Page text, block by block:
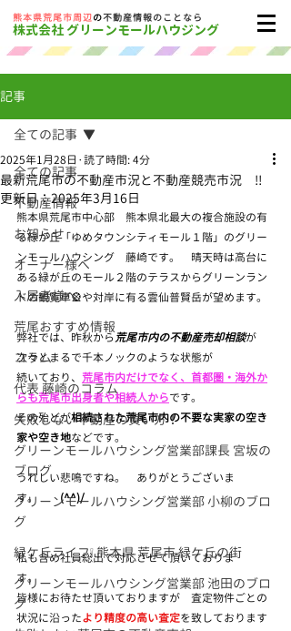
​熊本県荒尾市周辺の不動産情報のことなら
株式会社 グリーンモールハウジング
記事
全ての記事
不動産情報
お知らせ
オーナー様へ
入居者様へ
荒尾おすすめ情報
コラム
代表 藤崎のコラム
失敗しない不動産の買い方！
グリーンモールハウシング営業部課長 宮坂の
ブログ
グリーンモールハウシング営業部 小柳のブロ
グ
緑ケ丘ライフ❕ 熊本県 荒尾市 緑ケ丘の街
グリーンモールハウシング営業部 池田のブロ
グ
全ての記事
最新荒尾市の不動産市況と不動産競売市況 ‼
2025年1月28日 読了時間: 4分
更新日：2025年3月16日
熊本県荒尾市中心部　熊本県北最大の複合施設の有
る緑が丘「ゆめタウンシティモール１階」のグリー
ンモールハウシング　藤崎です。　晴天時は高台に
ある緑が丘のモール２階のテラスからグリーンラン
ドの観覧車🎡や対岸に有る雲仙普賢岳が望めます。
弊社では、昨秋から荒尾市内の不動産売却相談が
次々とまるで千本ノックのような状態が
続いており、 荒尾市内だけでなく、首都圏・海外か
らも荒尾市出身者や相続人からです。
その殆どが相続された荒尾市内の不要な実家の空き
家や空き地などです。
うれしい悲鳴ですね。　ありがとうございま
す。 (^^)/
私も含め社員総出で対応させて頂いておりま
す。
皆様にお待たせ頂いておりますが　査定物件ごとの
状況に沿ったより精度の高い査定を致しております